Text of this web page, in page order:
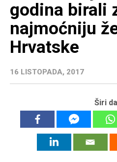
godina birali
najmoćniju
Hrvatske
16 LISTOPADA, 2017
Širi